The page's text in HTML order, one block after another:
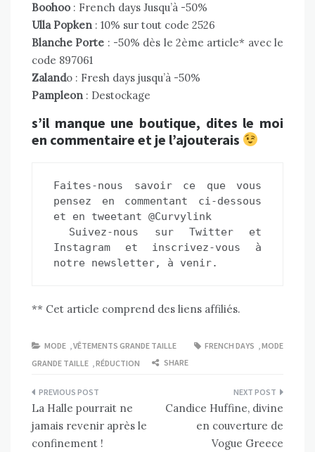
Boohoo : French days Jusqu’à -50%
Ulla Popken : 10% sur tout code 2526
Blanche Porte : -50% dès le 2ème article* avec le
code 897061
Zalando : Fresh days jusqu’à -50%
Pampleon : Destockage
s’il manque une boutique, dites le moi
en commentaire et je l’ajouterais
Faites-nous savoir ce que vous
pensez en commentant ci-dessous
et en tweetant @Curvylink
Suivez-nous sur Twitter et
Instagram et inscrivez-vous à
notre newsletter, à venir.
** Cet article comprend des liens affiliés.
MODE ,VÊTEMENTS GRANDE TAILLE FRENCH DAYS ,MODE
GRANDE TAILLE ,RÉDUCTION SHARE
Navigation
de
l’article
La Halle pourrait ne
jamais revenir après le
confinement !
Candice Huffine, divine
en couverture de
Vogue Greece